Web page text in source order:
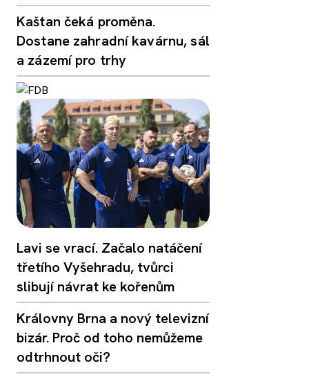
Kaštan čeká proměna.
Dostane zahradní kavárnu, sál
a zázemí pro trhy
Lavi se vrací. Začalo natáčení
třetího Vyšehradu, tvůrci
slibují návrat ke kořenům
Královny Brna a nový televizní
bizár. Proč od toho nemůžeme
odtrhnout oči?